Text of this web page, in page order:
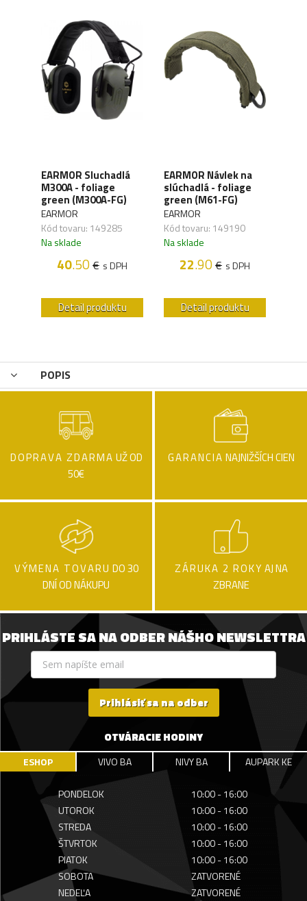
EARMOR Sluchadlá
M300A - foliage
green (M300A-FG)
EARMOR
Kód tovaru: 149285
Na sklade
40.50€ s DPH
Detail produktu
EARMOR Návlek na
slúchadlá - foliage
green (M61-FG)
EARMOR
Kód tovaru: 149190
Na sklade
22.90€ s DPH
Detail produktu
POPIS
DOPRAVA ZDARMA UŽ OD
50€
GARANCIA NAJNIŽŠÍCH CIEN
VÝMENA TOVARU DO 30
DNÍ OD NÁKUPU
ZÁRUKA 2 ROKY AJ NA
ZBRANE
PRIHLÁSTE SA NA ODBER NÁŠHO NEWSLETTRA
Prihlásiť sa na odber
OTVÁRACIE HODINY
ESHOP VIVO BA NIVY BA AUPARK KE
PONDELOK
10:00 - 16:00
UTOROK
10:00 - 16:00
STREDA
10:00 - 16:00
ŠTVRTOK
10:00 - 16:00
PIATOK
10:00 - 16:00
SOBOTA
ZATVORENÉ
NEDEĽA
ZATVORENÉ